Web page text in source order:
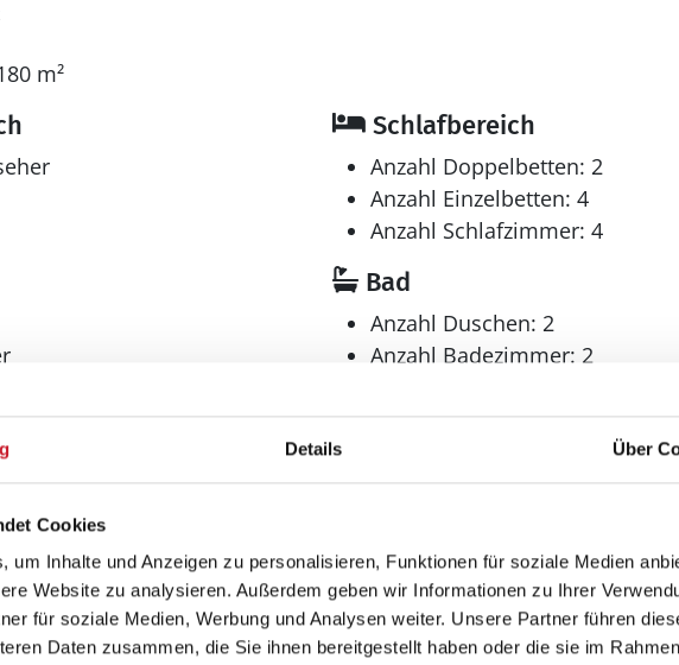
Details Über
Cookies
um Inhalte und Anzeigen zu personalisieren, Funktionen für soziale Medien
Website zu analysieren. Außerdem geben wir Informationen zu Ihrer
für soziale Medien, Werbung und Analysen weiter. Unsere Partner führen
Daten zusammen, die Sie ihnen bereitgestellt haben oder die sie im
m²
Schlafbereich
Anzahl Doppelbetten: 2
Anzahl Einzelbetten: 4
Anzahl Schlafzimmer: 4
l
Bad
Anzahl Duschen: 2
Anzahl Badezimmer: 2
Dusche
Waschmaschine